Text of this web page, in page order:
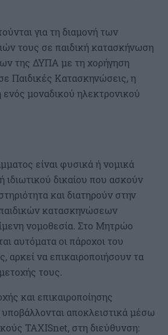
για τη διαμονή των
τους σε παιδική κατασκήνωση
της ΔΥΠΑ με τη χορήγηση
Παιδικές Κατασκηνώσεις, η
ενός μοναδικού ηλεκτρονικού
είναι φυσικά ή νομικά
δικαίου που ασκούν
και διατηρούν στην
κατασκηνώσεων
νομοθεσία. Στο Μητρώο
αυτόματα οι πάροχοι του
αρκεί να επικαιροποιήσουν τα
τους.
και επικαιροποίησης
υποβάλλονται αποκλειστικά μέσω
TAXISnet, στη διεύθυνση: